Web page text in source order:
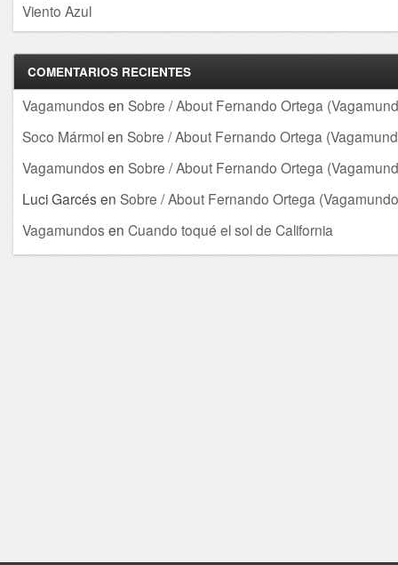
Viento Azul
COMENTARIOS RECIENTES
Vagamundos en Sobre / About Fernando Ortega
Soco Mármolen Sobre / About Fernando Ortega
Vagamundos en Sobre / About Fernando Ortega
Luci Garcés en Sobre / About Fernando Ortega
Vagamundos en Cuando toqué el sol de California